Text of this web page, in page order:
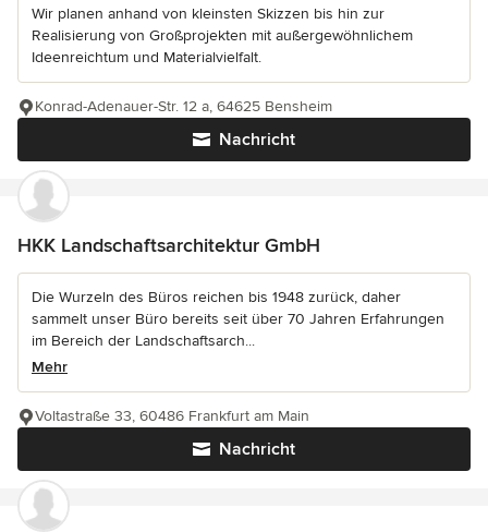
Wir planen anhand von kleinsten Skizzen bis hin zur
Realisierung von Großprojekten mit außergewöhnlichem
Ideenreichtum und Materialvielfalt.
Nachricht
Konrad-Adenauer-Str. 12 a, 64625 Bensheim
HKK Landschaftsarchitektur GmbH
Die Wurzeln des Büros reichen bis 1948 zurück, daher
sammelt unser Büro bereits seit über 70 Jahren Erfahrungen
im Bereich der Landschaftsarch...
Mehr
Nachricht
Voltastraße 33, 60486 Frankfurt am Main